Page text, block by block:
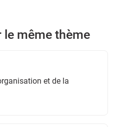
même thème
et de la